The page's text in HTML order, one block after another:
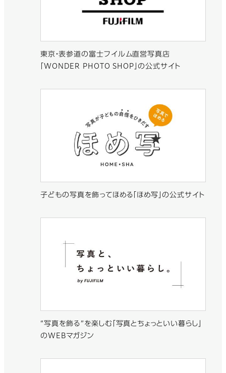
東京・表参道の富士フイルム直営写真店
「WONDER PHOTO SHOP」の公式サイト
子どもの写真を飾ってほめる「ほめ写」の公式サイト
“写真を飾る”を楽しむ「写真とちょっといい暮らし」
のWEBマガジン